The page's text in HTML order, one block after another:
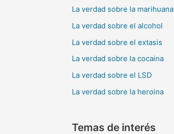
La verdad sobre la marihuana
La verdad sobre el alcohol
La verdad sobre el extasis
La verdad sobre la cocaina
La verdad sobre el LSD
La verdad sobre la heroina
Temas de interés